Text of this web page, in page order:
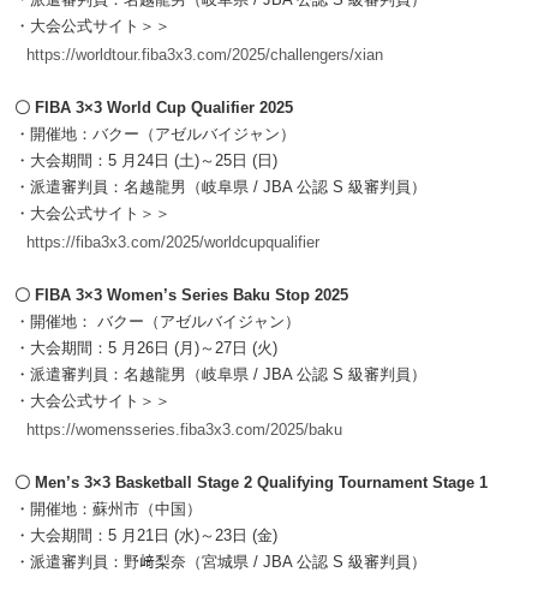
・大会公式サイト＞＞
https://worldtour.fiba3x3.com/2025/challengers/xian
〇 FIBA 3×3 World Cup Qualifier 2025
・開催地：バクー（アゼルバイジャン）
・大会期間：5 月24日 (土)～25日 (日)
・派遣審判員：名越龍男（岐阜県 / JBA 公認 S 級審判員）
・大会公式サイト＞＞
https://fiba3x3.com/2025/worldcupqualifier
〇 FIBA 3×3 Women’s Series Baku Stop 2025
・開催地： バクー（アゼルバイジャン）
・大会期間：5 月26日 (月)～27日 (火)
・派遣審判員：名越龍男（岐阜県 / JBA 公認 S 級審判員）
・大会公式サイト＞＞
https://womensseries.fiba3x3.com/2025/baku
〇 Men’s 3×3 Basketball Stage 2 Qualifying Tournament Stage 1
・開催地：蘇州市（中国）
・大会期間：5 月21日 (水)～23日 (金)
・派遣審判員：野﨑梨奈（宮城県 / JBA 公認 S 級審判員）